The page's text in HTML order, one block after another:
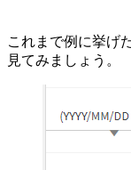
これまで例に挙げ
見てみましょう。